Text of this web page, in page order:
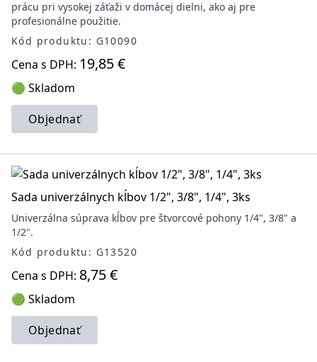
prácu pri vysokej záťaži v domácej dielni, ako aj pre
profesionálne použitie.
Kód produktu: G10090
Cena s DPH: 19,85 €
🟢 Skladom
Objednať
Sada univerzálnych kĺbov 1/2", 3/8", 1/4", 3ks
Univerzálna súprava kĺbov pre štvorcové pohony 1/4", 3/8" a
1/2".
Kód produktu: G13520
Cena s DPH: 8,75 €
🟢 Skladom
Objednať